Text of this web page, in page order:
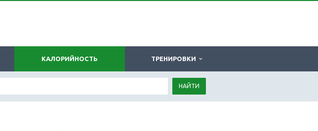
КАЛОРИЙНОСТЬ ТРЕНИРОВКИ
НАЙТИ